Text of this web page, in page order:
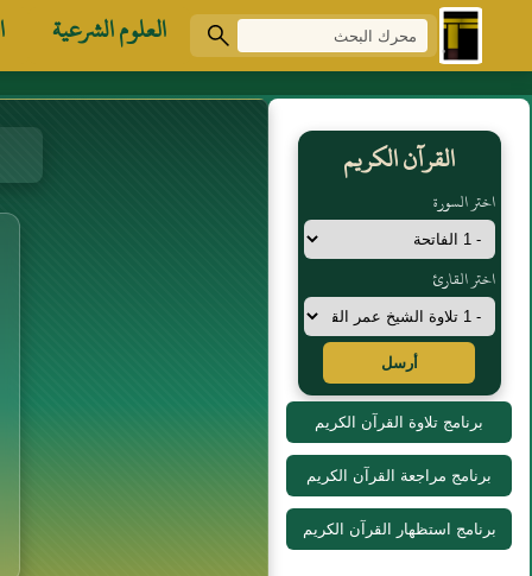
العلوم الشرعية
القرآن الكريم
اختر السورة
اختر القارئ
أرسل
برنامج تلاوة القرآن الكريم
برنامج مراجعة القرآن الكريم
برنامج استظهار القرآن الكريم